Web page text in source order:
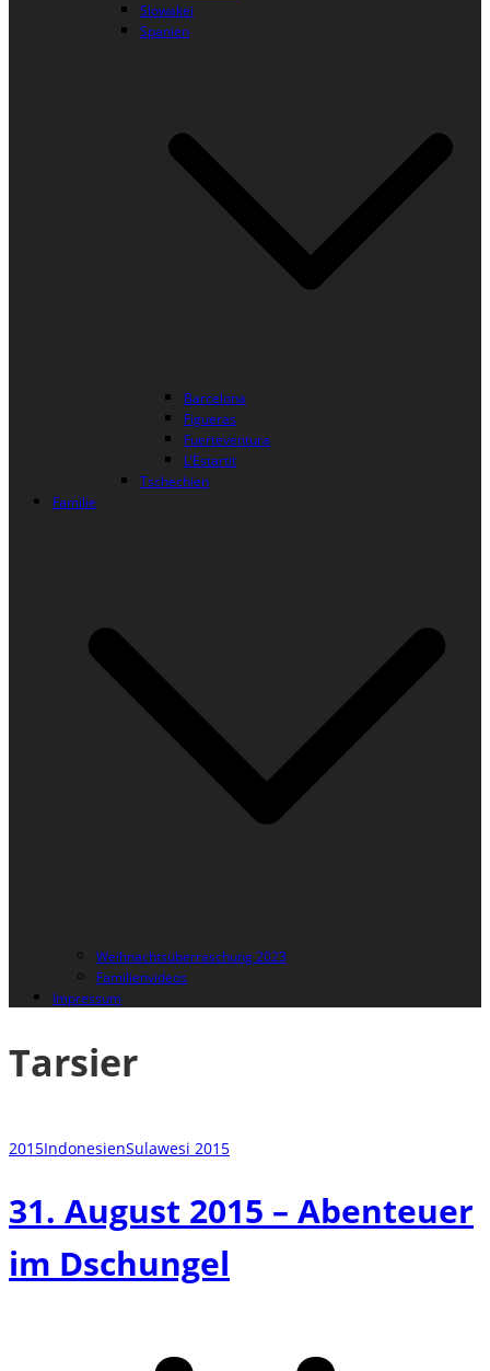
Slowakei
Spanien
Barcelona
Figueras
Fuerteventura
L’Estartit
Tschechien
Familie
Weihnachtsüberraschung 2023
Familienvideos
Impressum
Tarsier
2015IndonesienSulawesi 2015
31. August 2015 – Abenteuer
im Dschungel